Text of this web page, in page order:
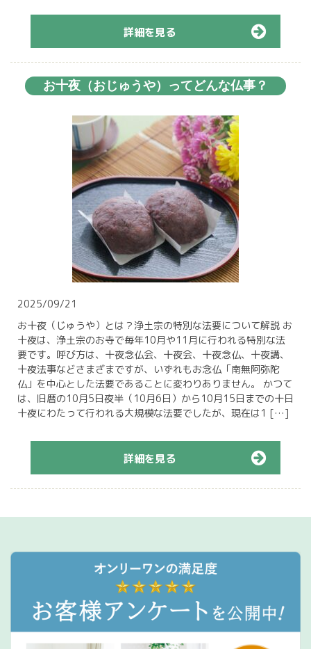
詳細を見る
お十夜（おじゅうや）ってどんな仏事？
2025/09/21
お十夜（じゅうや）とは？浄土宗の特別な法要について解説 お
十夜は、浄土宗のお寺で毎年10月や11月に行われる特別な法
要です。呼び方は、十夜念仏会、十夜会、十夜念仏、十夜講、
十夜法事などさまざまですが、いずれもお念仏「南無阿弥陀
仏」を中心とした法要であることに変わりありません。 かつて
は、旧暦の10月5日夜半（10月6日）から10月15日までの十日
十夜にわたって行われる大規模な法要でしたが、現在は1 […]
詳細を見る